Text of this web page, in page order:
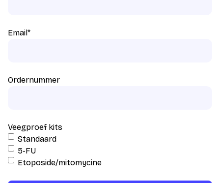
Email*
Ordernummer
Veegproef kits
Standaard
5-FU
Etoposide/mitomycine